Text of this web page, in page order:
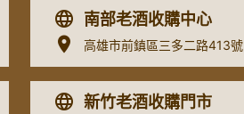
南部老酒收購中心
高雄市前鎮區三多二路413號
新竹老酒收購門市